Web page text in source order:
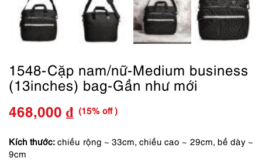
1548-Cặp nam/nữ-Medium business
(13inches) bag-Gần như mới
Giá
gốc
468,000 ₫
Giá
hiện
(15% off )
Kích thước: chiều rộng ~ 33cm, chiều cao ~ 29cm, bề dày ~
9cm